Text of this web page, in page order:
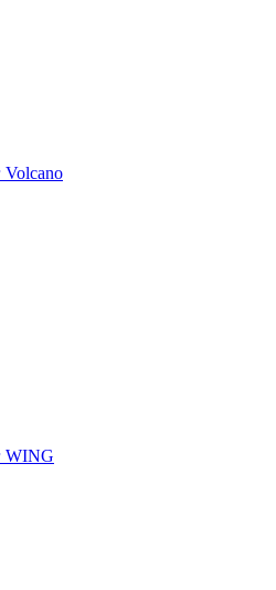
Volcano
WING